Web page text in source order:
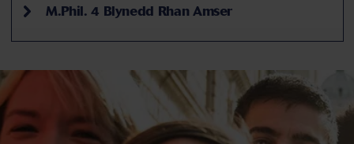
M.Phil. 4 Blynedd Rhan Amser